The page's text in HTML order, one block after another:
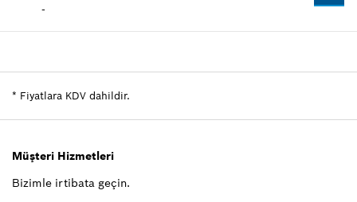
1.770,71 TL*
Şekli göster
*Fiyatlara KDV dahildir.
-
Fiyat grubu:29
Yedek parça bilgisi
* Fiyatlara KDV dahildir.
Müşteri Hizmetleri
Bizimle irtibata geçin.